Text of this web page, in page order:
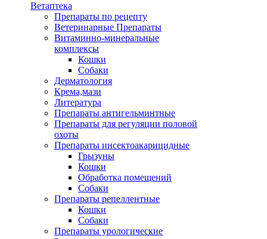
Ветаптека
Препараты по рецепту
Ветеринарные Препараты
Витаминно-минеральные
комплексы
Кошки
Собаки
Дерматология
Крема,мази
Литература
Препараты антигельминтные
Препараты для регуляции половой
охоты
Препараты инсектоакарицидные
Грызуны
Кошки
Обработка помещений
Собаки
Препараты репеллентные
Кошки
Собаки
Препараты урологические